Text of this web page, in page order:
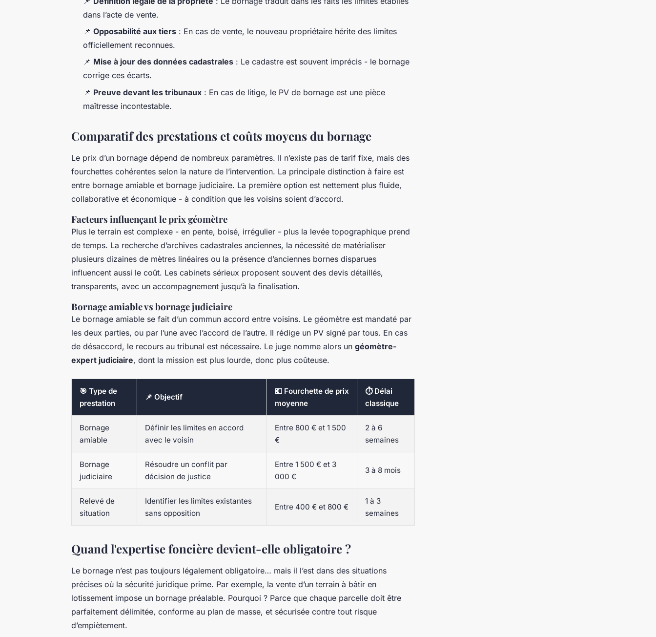
dans l’acte de vente.
📌 Opposabilité aux tiers : En cas de vente, le nouveau propriétaire hérite des limites
officiellement reconnues.
📌 Mise à jour des données cadastrales : Le cadastre est souvent imprécis - le bornage
corrige ces écarts.
📌 Preuve devant les tribunaux : En cas de litige, le PV de bornage est une pièce
maîtresse incontestable.
Comparatif des prestations et coûts moyens du bornage
Le prix d’un bornage dépend de nombreux paramètres. Il n’existe pas de tarif fixe, mais des
fourchettes cohérentes selon la nature de l’intervention. La principale distinction à faire est
entre bornage amiable et bornage judiciaire. La première option est nettement plus fluide,
collaborative et économique - à condition que les voisins soient d’accord.
Facteurs influençant le prix géomètre
Plus le terrain est complexe - en pente, boisé, irrégulier - plus la levée topographique prend
de temps. La recherche d’archives cadastrales anciennes, la nécessité de matérialiser
plusieurs dizaines de mètres linéaires ou la présence d’anciennes bornes disparues
influencent aussi le coût. Les cabinets sérieux proposent souvent des devis détaillés,
transparents, avec un accompagnement jusqu’à la finalisation.
Bornage amiable vs bornage judiciaire
Le bornage amiable se fait d’un commun accord entre voisins. Le géomètre est mandaté par
les deux parties, ou par l’une avec l’accord de l’autre. Il rédige un PV signé par tous. En cas
de désaccord, le recours au tribunal est nécessaire. Le juge nomme alors un géomètre-
expert judiciaire, dont la mission est plus lourde, donc plus coûteuse.
🎯 Type de
prestation
📌 Objectif
💶 Fourchette de prix
moyenne
⏱️ Délai
classique
Bornage
amiable
Définir les limites en accord
avec le voisin
Entre 800 € et 1 500
€
2 à 6
semaines
Bornage
judiciaire
Résoudre un conflit par
décision de justice
Entre 1 500 € et 3
000 €
3 à 8 mois
Relevé de
situation
Identifier les limites existantes
sans opposition
Entre 400 € et 800 €
1 à 3
semaines
Quand l'expertise foncière devient-elle obligatoire ?
Le bornage n’est pas toujours légalement obligatoire… mais il l’est dans des situations
précises où la sécurité juridique prime. Par exemple, la vente d’un terrain à bâtir en
lotissement impose un bornage préalable. Pourquoi ? Parce que chaque parcelle doit être
parfaitement délimitée, conforme au plan de masse, et sécurisée contre tout risque
d’empiètement.